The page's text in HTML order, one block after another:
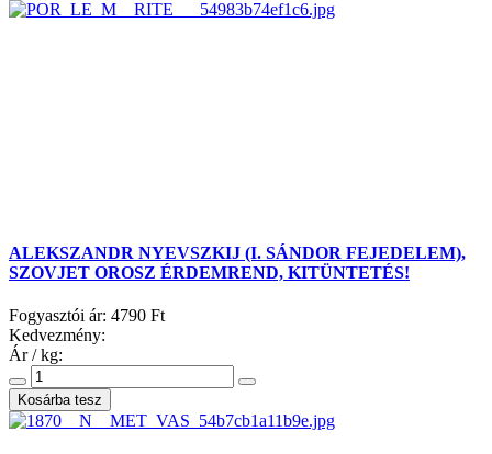
ALEKSZANDR NYEVSZKIJ (I. SÁNDOR FEJEDELEM),
SZOVJET OROSZ ÉRDEMREND, KITÜNTETÉS!
Fogyasztói ár: 4790 Ft
Kedvezmény:
Ár / kg: